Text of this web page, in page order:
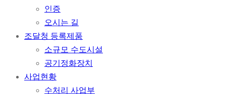
인증
오시는 길
조달청 등록제품
소규모 수도시설
공기정화장치​
사업현황
수처리 사업부